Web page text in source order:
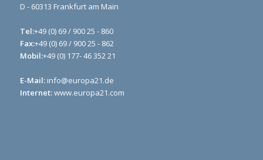
D - 60313 Frankfurt am Main
Tel:+49 (0) 69 / 900 25 - 860
Fax:+49 (0) 69 / 900 25 - 862
Mobil:+49 (0) 177- 46 352 21
E-Mail: info@europa21.de
Internet:www.europa21.com